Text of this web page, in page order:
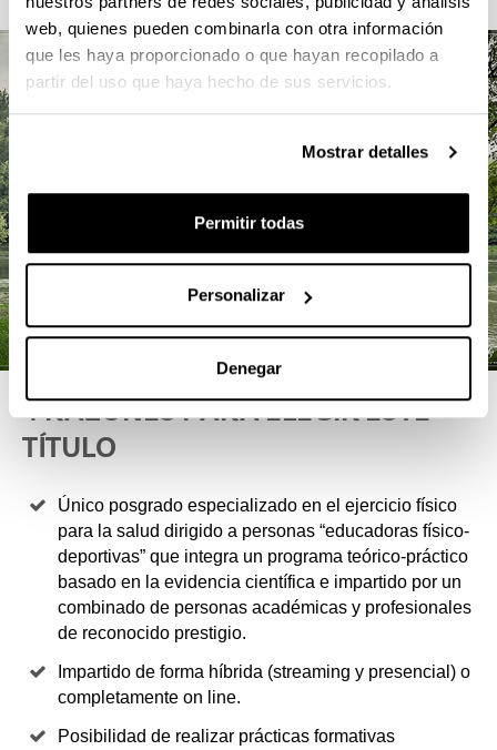
web, quienes pueden combinarla con otra información
que les haya proporcionado o que hayan recopilado a
partir del uso que haya hecho de sus servicios.
Mostrar detalles
Permitir todas
Personalizar
Denegar
4 RAZONES PARA ELEGIR ESTE
TÍTULO
Único posgrado especializado en el ejercicio físico
para la salud dirigido a personas “educadoras físico-
deportivas” que integra un programa teórico-práctico
basado en la evidencia científica e impartido por un
combinado de personas académicas y profesionales
de reconocido prestigio.
Impartido de forma híbrida (streaming y presencial) o
completamente on line.
Posibilidad de realizar prácticas formativas